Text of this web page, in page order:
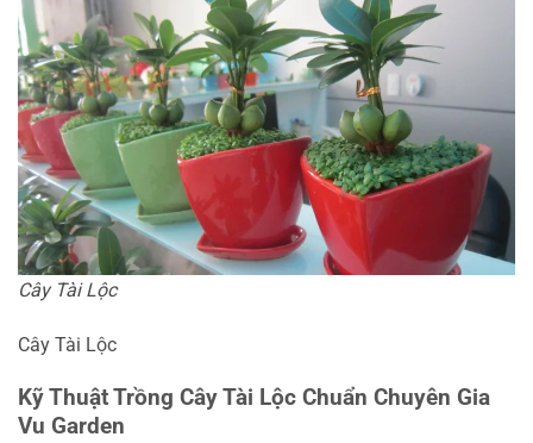
Cây Tài Lộc
Cây Tài Lộc
Kỹ Thuật Trồng Cây Tài Lộc Chuẩn Chuyên Gia
Vu Garden